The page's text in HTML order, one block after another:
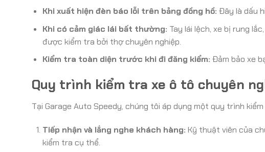
Khi xuất hiện đèn báo lỗi trên bảng đồng hồ: Đây là dấu
Khi có cảm giác lái bất thường: Tay lái lệch, xe bị rung
được kiểm tra bởi thợ chuyên nghiệp.
Kiểm tra toàn diện trước khi đi đăng kiểm: Đảm bảo xe
Quy trình kiểm tra xe ô tô chuyên
Tại Garage Auto Speedy, chúng tôi áp dụng một quy trình
Tiếp nhận và lắng nghe khách hàng: Kỹ thuật viên của
kiểm tra cụ thể.